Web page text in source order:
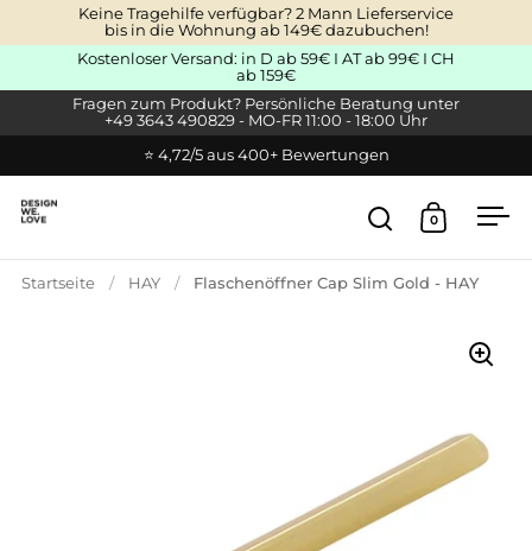
Zum Inhalt springen
Keine Tragehilfe verfügbar? 2 Mann Lieferservice
bis in die Wohnung ab 149€ dazubuchen!
Kostenloser Versand: in D ab 59€ I AT ab 99€ I CH
ab 159€
Fragen zum Produkt? Persönliche Beratung unter
+49 3643 490829 - MO-FR 11:00 - 18:00 Uhr
⭐ 4,72/5 aus 400+ Bewertungen
Suche öffnen
0
Startseite / HAY / Flaschenöffner Cap Slim Gold - HAY